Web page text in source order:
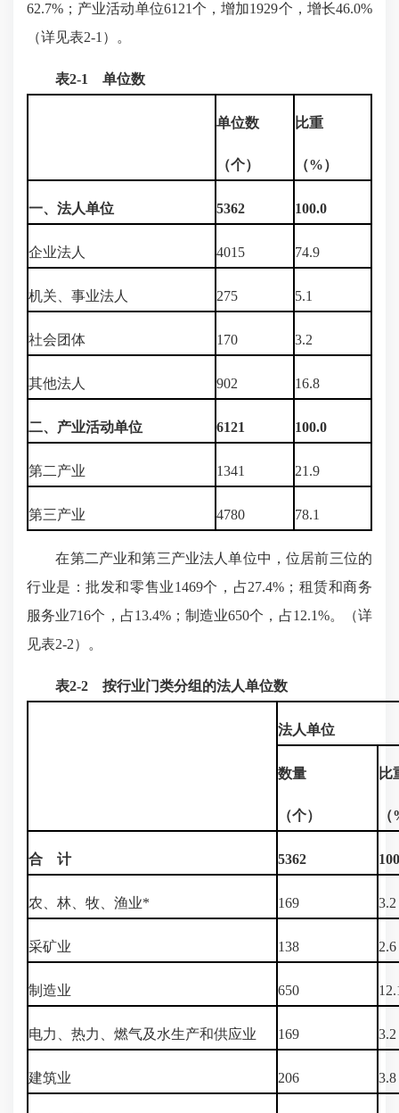
62.7%；产业活动单位6121个，增加1929个，增长46.0%
（详见表2-1）。
表2-1 单位数
单位数
（个）
比重
（%）
一、法人单位 5362 100.0
企业法人 4015 74.9
机关、事业法人 275 5.1
社会团体 170 3.2
其他法人 902 16.8
二、产业活动单位 6121 100.0
第二产业 1341 21.9
第三产业 4780 78.1
在第二产业和第三产业法人单位中，位居前三位的
行业是：批发和零售业1469个，占27.4%；租赁和商务
服务业716个，占13.4%；制造业650个，占12.1%。（详
见表2-2）。
表2-2 按行业门类分组的法人单位数
法人单位
数量
（个）
比
合 计 5362
农、林、牧、渔业* 169 3.2
采矿业 138 2.6
制造业 650
电力、热力、燃气及水生产和供应业 169 3.2
建筑业 206 3.8